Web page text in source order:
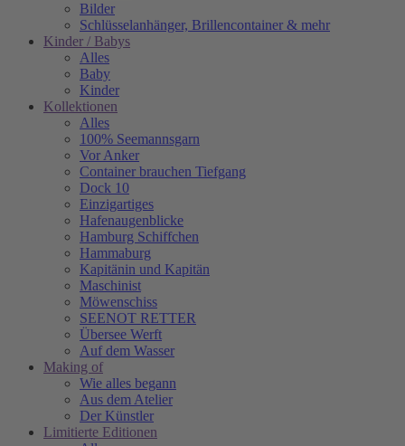
Bilder
Schlüsselanhänger, Brillencontainer & mehr
Kinder / Babys
Alles
Baby
Kinder
Kollektionen
Alles
100% Seemannsgarn
Vor Anker
Container brauchen Tiefgang
Dock 10
Einzigartiges
Hafenaugen­blicke
Hamburg Schiffchen
Hammaburg
Kapitänin und Kapitän
Maschinist
Möwenschiss
SEENOT RETTER
Übersee Werft
Auf dem Wasser
Making of
Wie alles begann
Aus dem Atelier
Der Künstler
Limitierte Editionen